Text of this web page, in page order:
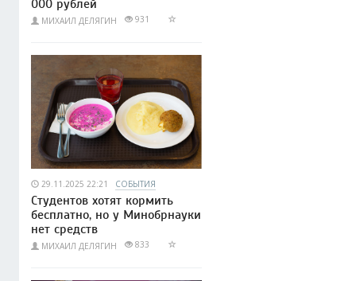
000 рублей
МИХАИЛ ДЕЛЯГИН 931
29.11.2025 22:21 СОБЫТИЯ
Студентов хотят кормить
бесплатно, но у Минобрнауки
нет средств
МИХАИЛ ДЕЛЯГИН 833